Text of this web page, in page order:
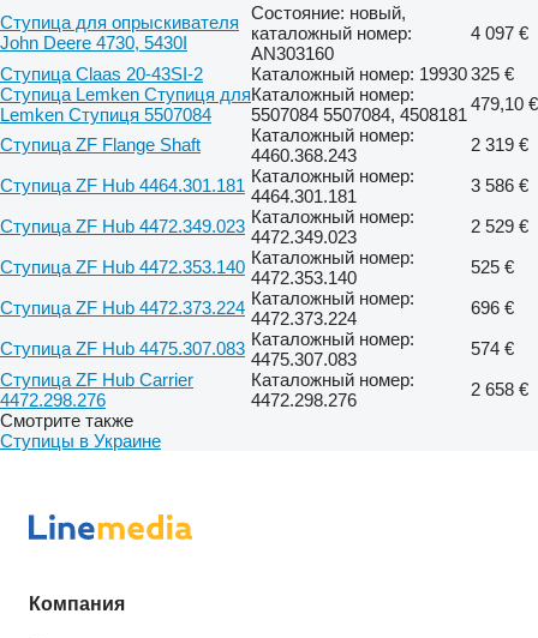
Ступица для опрыскивателя
John Deere 4730, 5430I
Состояние: новый,
каталожный номер:
AN303160
4 097 €
Ступица Claas 20-43SI-2
Каталожный номер: 19930325 €
Ступица Lemken Ступиця для
Lemken Ступиця 5507084
Каталожный номер:
5507084 5507084, 4508181
479,10 €
Ступица ZF Flange Shaft
Каталожный номер:
4460.368.243
2 319 €
Ступица ZF Hub 4464.301.181 Каталожный номер:
4464.301.181
3 586 €
Ступица ZF Hub 4472.349.023 Каталожный номер:
4472.349.023
2 529 €
Ступица ZF Hub 4472.353.140 Каталожный номер:
4472.353.140
525 €
Ступица ZF Hub 4472.373.224 Каталожный номер:
4472.373.224
696 €
Ступица ZF Hub 4475.307.083 Каталожный номер:
4475.307.083
574 €
Ступица ZF Hub Carrier
4472.298.276
Каталожный номер:
4472.298.276
2 658 €
Смотрите также
Ступицы в Украине
Компания